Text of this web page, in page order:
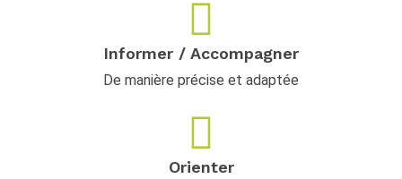
Informer / Accompagner
De manière précise et adaptée
Orienter